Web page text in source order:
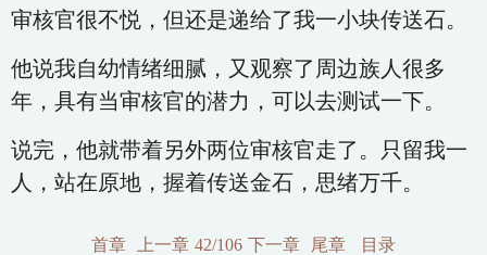
审核官很不悦，但还是递给了我一小块传送石。
他说我自幼情绪细腻，又观察了周边族人很多
年，具有当审核官的潜力，可以去测试一下。
说完，他就带着另外两位审核官走了。只留我一
人，站在原地，握着传送金石，思绪万千。
首章 上一章 42/106 下一章 尾章 目录